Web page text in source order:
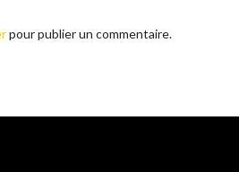
pour publier un commentaire.